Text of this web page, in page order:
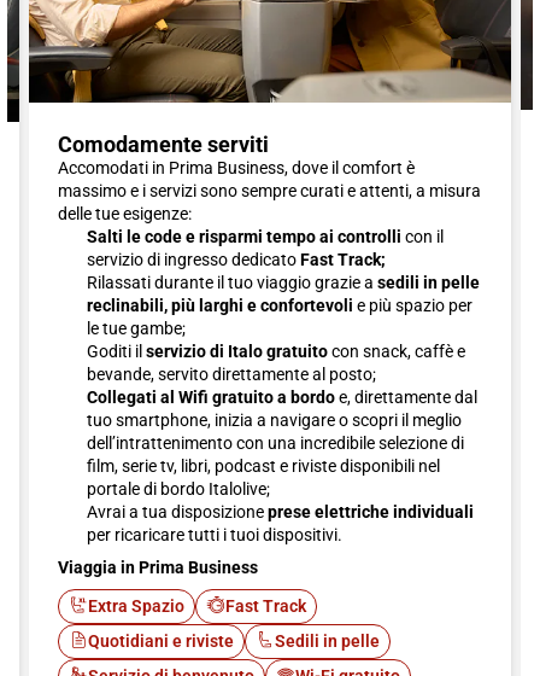
Comodamente serviti
Accomodati in Prima Business, dove il comfort è
massimo e i servizi sono sempre curati e attenti, a misura
delle tue esigenze:
Salti le code e risparmi tempo ai controlli con il
servizio di ingresso dedicatoFast Track;
Rilassati durante il tuo viaggio grazie a sedili in pelle
reclinabili, più larghi e confortevoli e più spazio per
le tue gambe;
Goditi il servizio di Italo gratuitocon snack, caffè e
bevande, servito direttamente al posto;
Collegati al Wifi gratuito a bordoe, direttamente dal
tuo smartphone, inizia a navigare o scopri il meglio
dell’intrattenimento con una incredibile selezione di
film, serie tv, libri, podcast e riviste disponibili nel
portale di bordo Italolive;
Avrai a tua disposizioneprese elettriche individuali
per ricaricare tutti i tuoi dispositivi.
Viaggia in Prima Business
Extra Spazio
Fast Track
Quotidiani e riviste
Sedili in pelle